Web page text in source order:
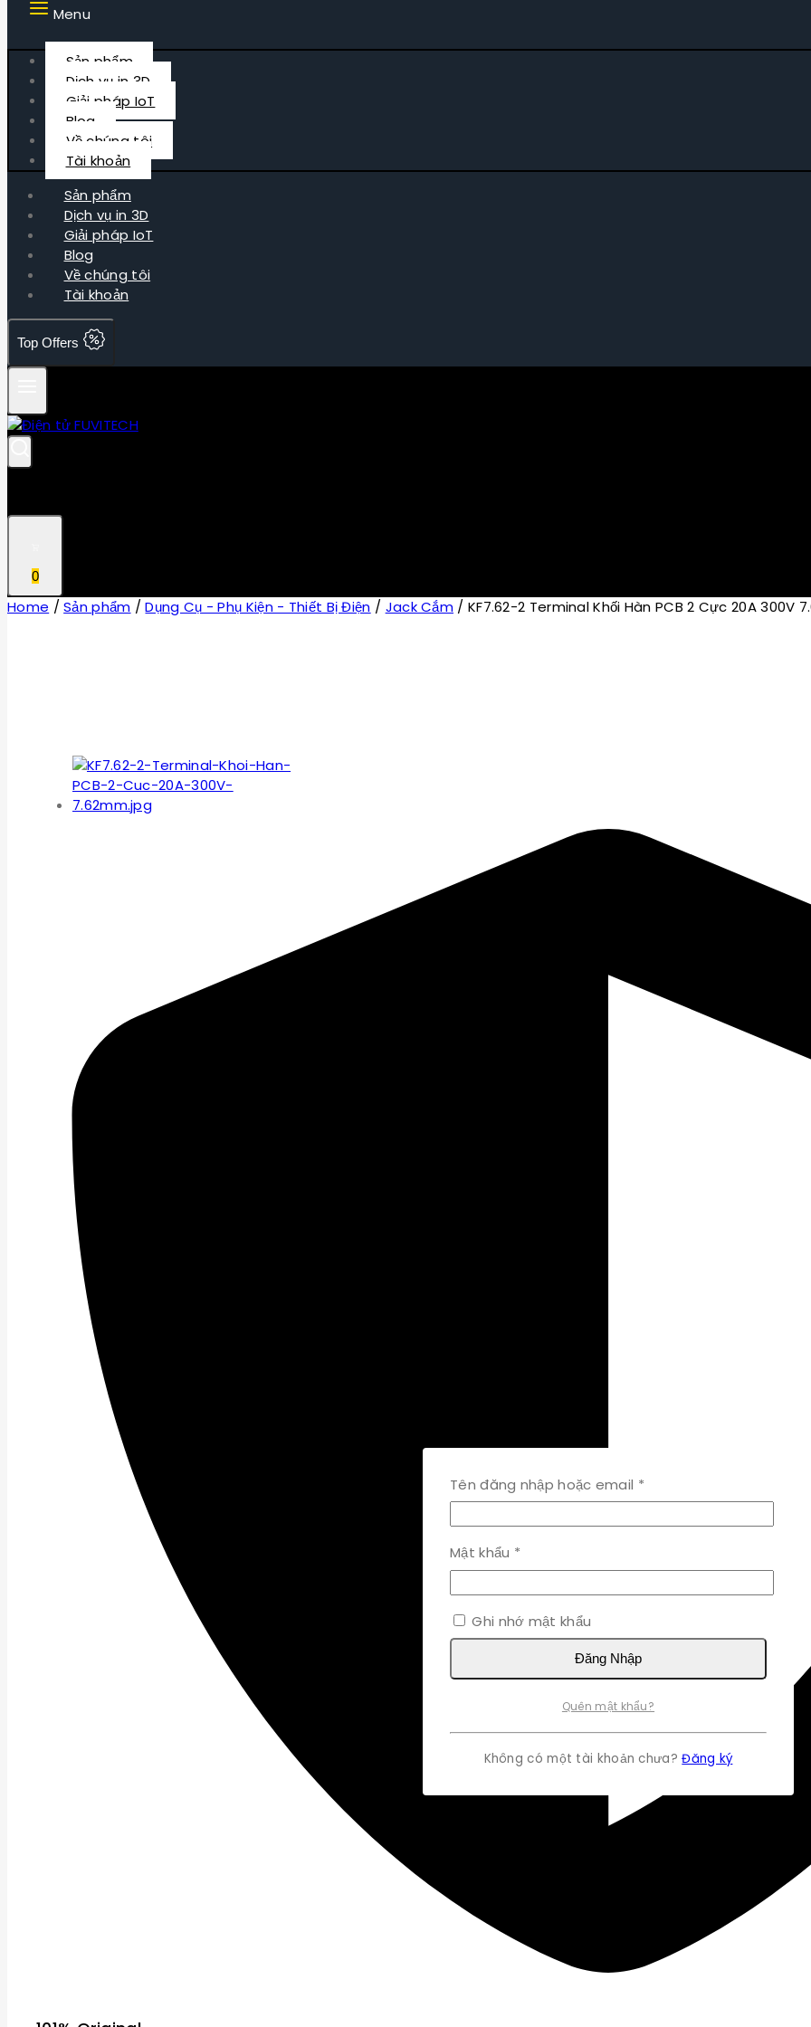
Menu
Sản phẩm
Dịch vụ in 3D
Giải pháp IoT
Blog
Về chúng tôi
Tài khoản
Sản phẩm
Dịch vụ in 3D
Giải pháp IoT
Blog
Về chúng tôi
Tài khoản
Top Offers
0
Home / Sản phẩm / Dụng Cụ - Phụ Kiện - Thiết Bị Điện / Jack Cắm / KF7.62-2 Terminal Khối Hàn PCB 2 Cực 20A 300V
Tên đăng nhập hoặc email *Bắt
buộc
Mật khẩu *
buộc
Ghi nhớ mật khẩu
Đăng Nhập
Quên mật khẩu?
Không có một tài khoản chưa?Đăng ký